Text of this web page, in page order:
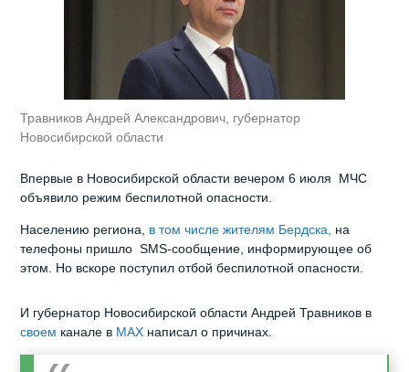
Травников Андрей Александрович, губернатор
Новосибирской области
Впервые в Новосибирской области вечером 6 июля МЧС
объявило режим беспилотной опасности.
Населению региона, в том числе жителям Бердска,
на
телефоны пришло SMS-сообщение, информирующее об
этом. Но вскоре поступил отбой беспилотной опасности.
И губернатор Новосибирской области Андрей Травников в
своем канале в MAX написал о причинах.